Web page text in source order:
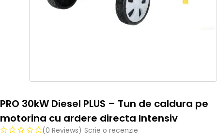
PRO 30kW Diesel PLUS – Tun de caldura pe
motorina cu ardere directa Intensiv
(0 Reviews) Scrie o recenzie